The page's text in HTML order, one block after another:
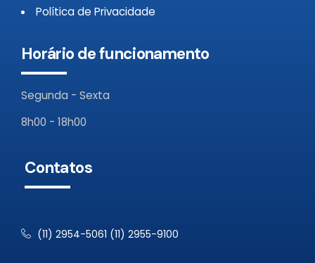
Política de Privacidade
Horário de funcionamento
Segunda - Sexta
8h00 - 18h00
Contatos
(11) 2954-5061 (11) 2955-9100